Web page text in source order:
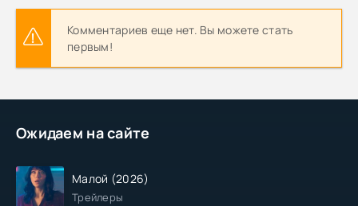
Ожидаем на сайте
Малой (2026)
Трейлеры
Комментариев еще нет. Вы можете стать
первым!